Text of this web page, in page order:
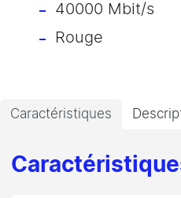
40000 Mbit/s
Rouge
Caractéristiques